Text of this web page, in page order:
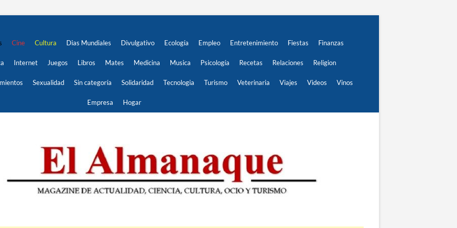
Cine Cultura Dias Mundiales Divulgativo Ecología Empleo Entretenimiento Fiestas Finanzas
Internet Juegos Libros Mates Medicina Musica Psicología Recetas Relaciones Religion
Sexualidad Sin categoría Solidaridad Tecnologia Turismo Veterinaria Viajes Videos Vinos
Empresa Hogar